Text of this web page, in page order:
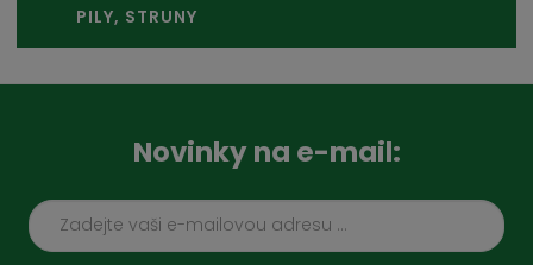
PILY, STRUNY
Novinky na e-mail: